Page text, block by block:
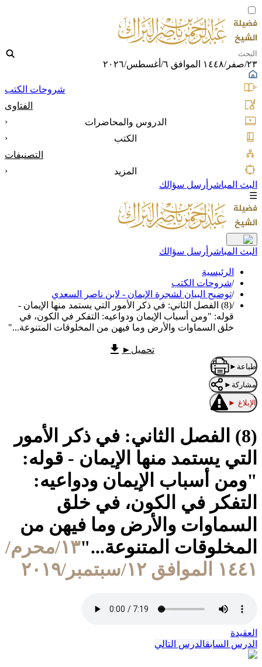
٢٣/صفر/١٤٤٨ الموافق ٦/أغسطس/٢٠٢٦
شروحات الكتب
الفتاوى
الدروس والمحاضرات
‹
الكتب
‹
التصنيفات
المزيد
‹
البث المباشر أرسل سؤالك
☰
البث المباشر أرسل سؤالك
الرئيسية
/شروحات الكتب
/توضيح البيان لشجرة الإيمان - لابن ناصر السعدي
/
(8) الفصل الثاني: في ذكر الأمور التي يستمد منها الإيمان -
قوله: "ومن أسباب الإيمان ودواعيه: التفكر في الكون، في
خلق السماوات والأرض وما فيهن من المخلوقات المتنوعة..."
تحميل ►
طباعة ►
مشاركة ►
الإبلاغ ►
(8) الفصل الثاني: في ذكر الأمور
التي يستمد منها الإيمان - قوله:
"ومن أسباب الإيمان ودواعيه:
التفكر في الكون، في خلق
السماوات والأرض وما فيهن من
المخلوقات المتنوعة..."
١٣/محرم/
١٤٤١ الموافق ١٢/سبتمبر/٢٠١٩
العقيدة
الدرس السابقالدرس التالي